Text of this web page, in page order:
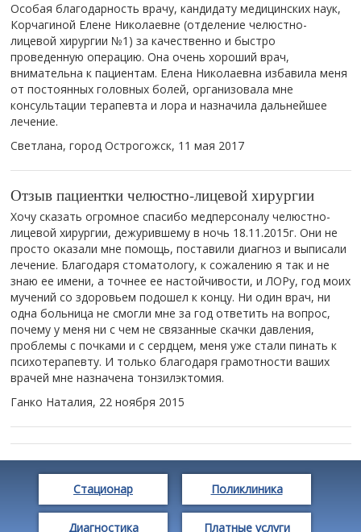
Особая благодарность врачу, кандидату медицинских наук,
Корчагиной Елене Николаевне (отделение челюстно-
лицевой хирургии №1) за качественно и быстро
проведенную операцию. Она очень хороший врач,
внимательна к пациентам. Елена Николаевна избавила меня
от постоянных головных болей, организовала мне
консультации терапевта и лора и назначила дальнейшее
лечение.
Светлана, город Острогожск, 11 мая 2017
Отзыв пациентки челюстно-лицевой хирургии
Хочу сказать огромное спасибо медперсоналу челюстно-
лицевой хирургии, дежурившему в ночь 18.11.2015г. Они не
просто оказали мне помощь, поставили диагноз и выписали
лечение. Благодаря стоматологу, к сожалению я так и не
знаю ее имени, а точнее ее настойчивости, и ЛОРу, год моих
мучений со здоровьем подошел к концу. Ни один врач, ни
одна больница не смогли мне за год ответить на вопрос,
почему у меня ни с чем не связанные скачки давления,
проблемы с почками и с сердцем, меня уже стали пинать к
психотерапевту. И только благодаря грамотности ваших
врачей мне назначена тонзилэктомия.
Ганко Наталия, 22 ноября 2015
Стационар Поликлиника
Диагностика Платные услуги